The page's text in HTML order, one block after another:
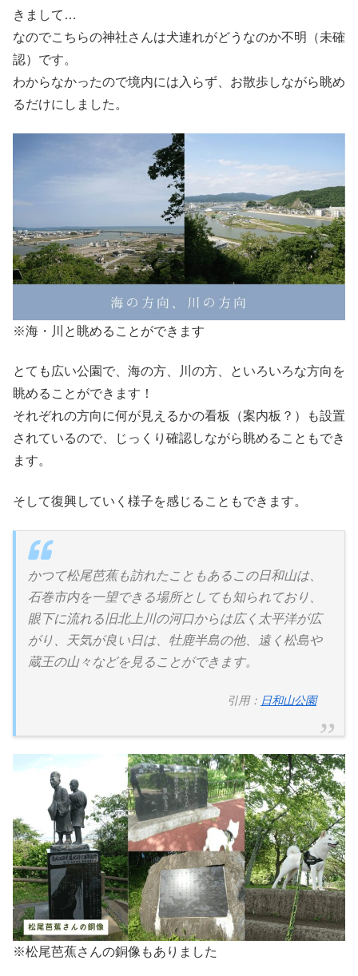
きまして…
なのでこちらの神社さんは犬連れがどうなのか不明（未確
認）です。
わからなかったので境内には入らず、お散歩しながら眺め
るだけにしました。
※海・川と眺めることができます
とても広い公園で、海の方、川の方、といろいろな方向を
眺めることができます！
それぞれの方向に何が見えるかの看板（案内板？）も設置
されているので、じっくり確認しながら眺めることもでき
ます。
そして復興していく様子を感じることもできます。
かつて松尾芭蕉も訪れたこともあるこの日和山は、
石巻市内を一望できる場所としても知られており、
眼下に流れる旧北上川の河口からは広く太平洋が広
がり、天気が良い日は、牡鹿半島の他、遠く松島や
蔵王の山々などを見ることができます。
引用： 日和山公園
※松尾芭蕉さんの銅像もありました